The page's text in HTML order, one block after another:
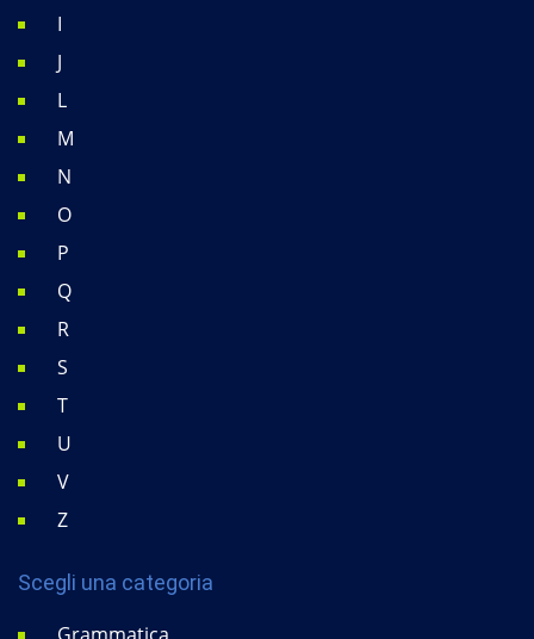
I
J
L
M
N
O
P
Q
R
S
T
U
V
Z
Scegli una categoria